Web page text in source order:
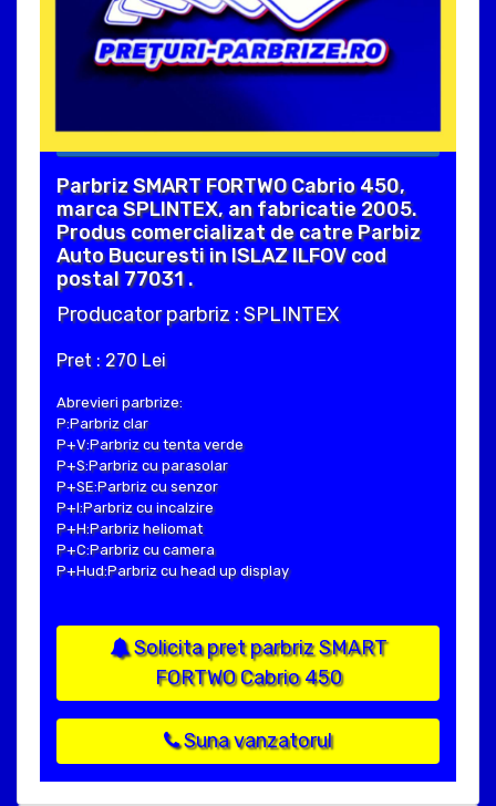
Parbriz SMART FORTWO Cabrio 450,
marca SPLINTEX, an fabricatie 2005.
Produs comercializat de catre Parbiz
Auto Bucuresti in ISLAZ ILFOV cod
postal 77031 .
Producator parbriz : SPLINTEX
Pret : 270 Lei
Abrevieri parbrize:
P:Parbriz clar
P+V:Parbriz cu tenta verde
P+S:Parbriz cu parasolar
P+SE:Parbriz cu senzor
P+I:Parbriz cu incalzire
P+H:Parbriz heliomat
P+C:Parbriz cu camera
P+Hud:Parbriz cu head up display
Solicita pret parbriz SMART
FORTWO Cabrio 450
Suna vanzatorul